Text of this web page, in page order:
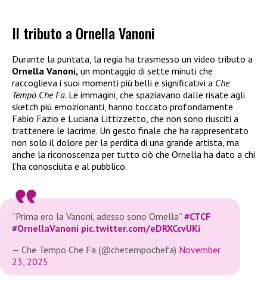
Il tributo a Ornella Vanoni
Durante la puntata, la regia ha trasmesso un video tributo a
Ornella Vanoni, un montaggio di sette minuti che
raccoglieva i suoi momenti più belli e significativi a Che
Tempo Che Fa. Le immagini, che spaziavano dalle risate agli
sketch più emozionanti, hanno toccato profondamente
Fabio Fazio e Luciana Littizzetto, che non sono riusciti a
trattenere le lacrime. Un gesto finale che ha rappresentato
non solo il dolore per la perdita di una grande artista, ma
anche la riconoscenza per tutto ciò che Ornella ha dato a chi
l’ha conosciuta e al pubblico.
“Prima ero la Vanoni, adesso sono Ornella” #CTCF
#OrnellaVanoni pic.twitter.com/eDRXCcvUKi
— Che Tempo Che Fa (@chetempochefa) November
23, 2025